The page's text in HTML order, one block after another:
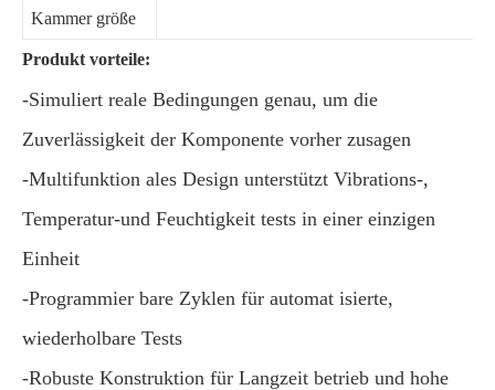
Kammer größe
Produkt vorteile:
-Simuliert reale Bedingungen genau, um die
Zuverlässigkeit der Komponente vorher zusagen
-Multifunktion ales Design unterstützt Vibrations-,
Temperatur-und Feuchtigkeit tests in einer einzigen
Einheit
-Programmier bare Zyklen für automat isierte,
wiederholbare Tests
-Robuste Konstruktion für Langzeit betrieb und hohe